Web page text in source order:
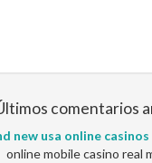
comentarios
new usa online casinos
online mobile casino real